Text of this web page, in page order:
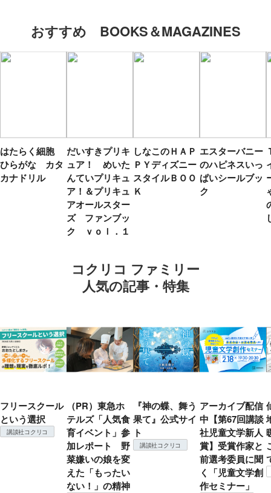
おすすめ BOOKS＆MAGAZINES
はたらく細胞
ひらがな カタ
カナドリル
だいすきプリキ
ュア！ めいた
んていプリキュ
ア！＆プリキュ
アオールスター
ズ ファンブッ
ク ｖｏｌ．１
しなこのＨＡＰ
ＰＹディズニー
スタイルＢＯＯ
Ｋ
エスターバニー
のハピネスいっ
ぱいシールブッ
ク
コクリコ ファミリー
人気の記事・特集
フリースクール
という選択
講談社コクリコ
（PR）東急ホ
テルズ「人気食
育イベント」参
加レポート 野
菜嫌いの娘を変
えた「もったい
ない！」の精神
『神の蝶、舞う
果て』公式サイ
ト
講談社コクリコ
アーカイブ配信
中【第67回講談
社児童文学新人
賞】受賞作家と
前選考委員に聞
く「児童文学創
作セミナー」